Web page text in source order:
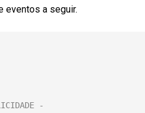
eventos a seguir.